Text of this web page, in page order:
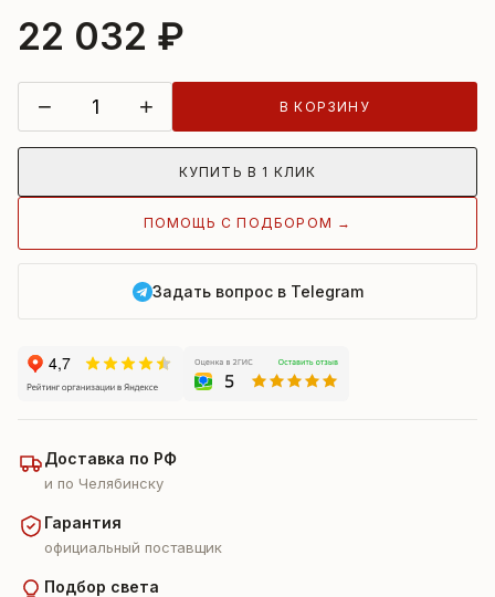
22 032 ₽
− + В КОРЗИНУ
КУПИТЬ В 1 КЛИК
ПОМОЩЬ С ПОДБОРОМ →
Задать вопрос в Telegram
Доставка по РФ
и по Челябинску
Гарантия
официальный поставщик
Подбор света